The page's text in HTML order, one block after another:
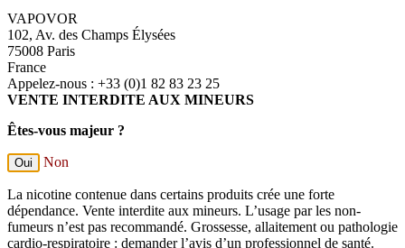
VAPOVOR
102, Av. des Champs Élysées
75008 Paris
France
Appelez-nous : +33 (0)1 82 83 23 25
VENTE INTERDITE AUX MINEURS
Êtes-vous majeur ?
Oui Non
La nicotine contenue dans certains produits crée une forte
dépendance. Vente interdite aux mineurs. L’usage par les non-
fumeurs n’est pas recommandé. Grossesse, allaitement ou pathologie
cardio-respiratoire : demander l’avis d’un professionnel de santé.